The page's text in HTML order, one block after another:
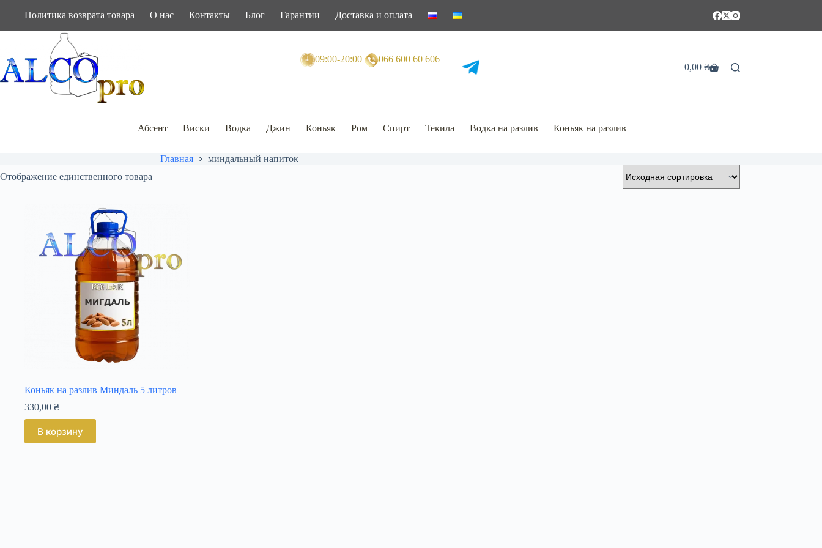
Политика возврата товара О нас Контакты Блог Гарантии Доставка и оплата
09:00-20:00
066 600 60 606
Корзина
0,00 ₴
Абсент Виски Водка Джин Коньяк Ром Спирт Текила Водка на разлив Коньяк на разлив
Главная
миндальный напиток
Отображение единственного товара
Коньяк на разлив Миндаль 5 литров
330,00 ₴
В корзину